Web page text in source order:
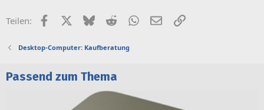
Teilen: FacebookX (Twitter)
BlueskyRedditWhatsApp
E-MailLink
Desktop-Computer: Kaufberatung
Passend zum Thema